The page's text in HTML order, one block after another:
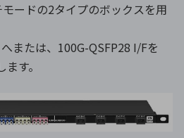
ードの2タイプのボックスを用
または、100G-QSFP28 I/Fを
す。